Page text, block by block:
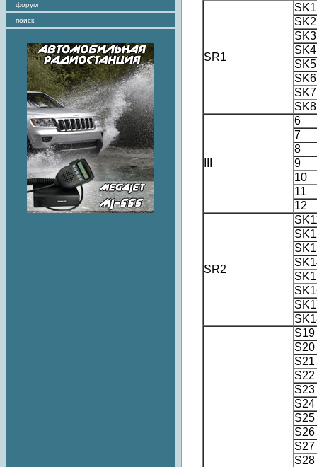
форум
поиск
SR1
SK1
SK2
SK3
SK4
SK5
SK6
SK7
SK8
6
7
8
9
10
11
12
SR2
S19
S20
S21
S22
S23
S24
S25
S26
S27
S28